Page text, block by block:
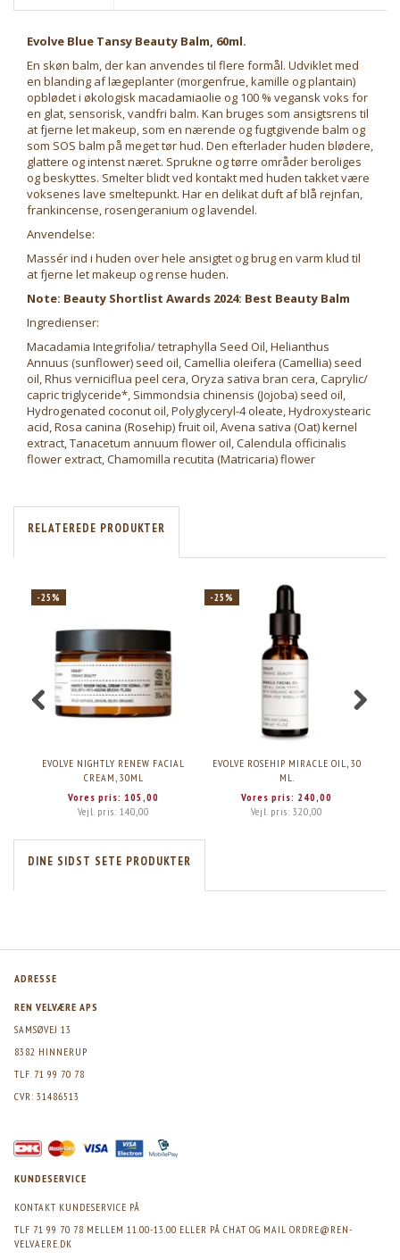
Evolve Blue Tansy Beauty Balm, 60ml.
En skøn balm, der kan anvendes til flere formål. Udviklet med
en blanding af lægeplanter (morgenfrue, kamille og plantain)
opblødet i økologisk macadamiaolie og 100 % vegansk voks for
en glat, sensorisk, vandfri balm. Kan bruges som ansigtsrens til
at fjerne let makeup, som en nærende og fugtgivende balm og
som SOS balm på meget tør hud. Den efterlader huden blødere,
glattere og intenst næret. Sprukne og tørre områder beroliges
og beskyttes. Smelter blidt ved kontakt med huden takket være
voksenes lave smeltepunkt. Har en delikat duft af blå rejnfan,
frankincense, rosengeranium og lavendel.
Anvendelse:
Massér ind i huden over hele ansigtet og brug en varm klud til
at fjerne let makeup og rense huden.
Note: Beauty Shortlist Awards 2024: Best Beauty Balm
Ingredienser:
Macadamia Integrifolia/ tetraphylla Seed Oil, Helianthus
Annuus (sunflower) seed oil, Camellia oleifera (Camellia) seed
oil, Rhus verniciflua peel cera, Oryza sativa bran cera, Caprylic/
capric triglyceride*, Simmondsia chinensis (Jojoba) seed oil,
Hydrogenated coconut oil, Polyglyceryl-4 oleate, Hydroxystearic
acid, Rosa canina (Rosehip) fruit oil, Avena sativa (Oat) kernel
extract, Tanacetum annuum flower oil, Calendula officinalis
flower extract, Chamomilla recutita (Matricaria) flower
RELATEREDE PRODUKTER
-25%
EVOLVE NIGHTLY RENEW FACIAL
CREAM, 30ML
Vores pris: 105,00
Vejl. pris: 140,00
-25%
EVOLVE ROSEHIP MIRACLE OIL, 30
ML.
Vores pris: 240,00
Vejl. pris: 320,00
DINE SIDST SETE PRODUKTER
ADRESSE
REN VELVÆRE APS
SAMSØVEJ 13
8382 HINNERUP
TLF. 71 99 70 78
CVR: 31486513
KUNDESERVICE
KONTAKT KUNDESERVICE PÅ
TLF 71 99 70 78 MELLEM 11.00-13.00 ELLER PÅ CHAT OG MAIL ORDRE@REN-
VELVAERE.DK